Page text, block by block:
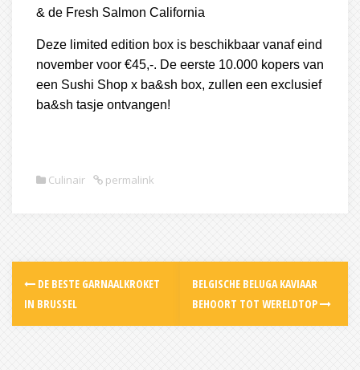
& de Fresh Salmon California
Deze limited edition box is beschikbaar vanaf eind
november voor €45,-. De eerste 10.000 kopers van
een Sushi Shop x ba&sh box, zullen een exclusief
ba&sh tasje ontvangen!
Culinair permalink
Post
navigation
DE BESTE GARNAALKROKET
IN BRUSSEL
BELGISCHE BELUGA KAVIAAR
BEHOORT TOT WERELDTOP